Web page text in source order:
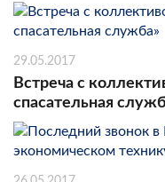
29.05.2017
Встреча с
спасательная